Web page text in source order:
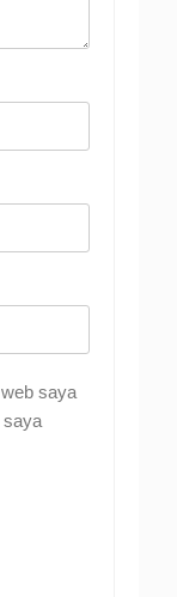
saya
saya